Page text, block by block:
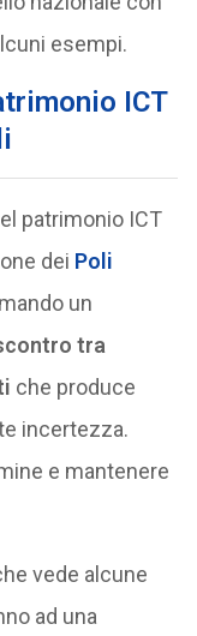
esempi.
ICT
patrimonio ICT
dei Poli
un
tra
che produce
incertezza.
e mantenere
vede alcune
ad una